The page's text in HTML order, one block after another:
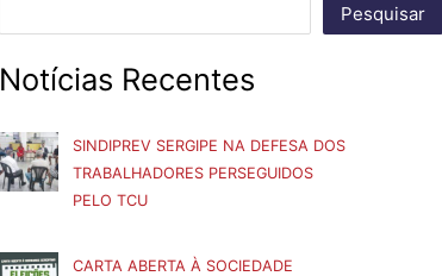
Pesquisar
Notícias Recentes
SINDIPREV SERGIPE NA DEFESA DOS
TRABALHADORES PERSEGUIDOS
PELO TCU
CARTA ABERTA À SOCIEDADE